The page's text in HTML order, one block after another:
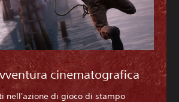
cinematografica
nell'azione di gioco di stampo